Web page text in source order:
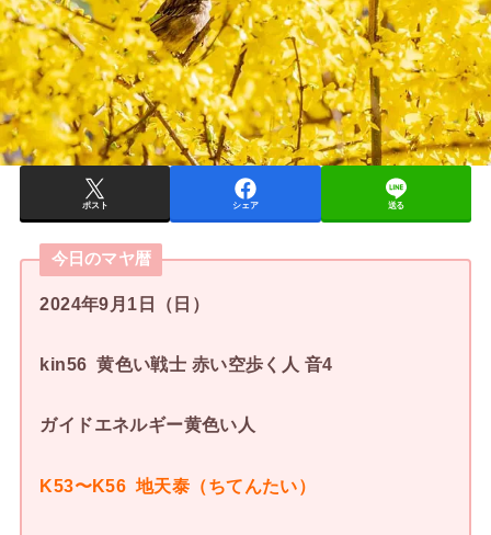
ポスト シェア 送る
今日のマヤ暦
2024年9月1日（日）
kin56 黄色い戦士 赤い空歩く人 音4
ガイドエネルギー黄色い人
K53〜K56 地天泰（ちてんたい）